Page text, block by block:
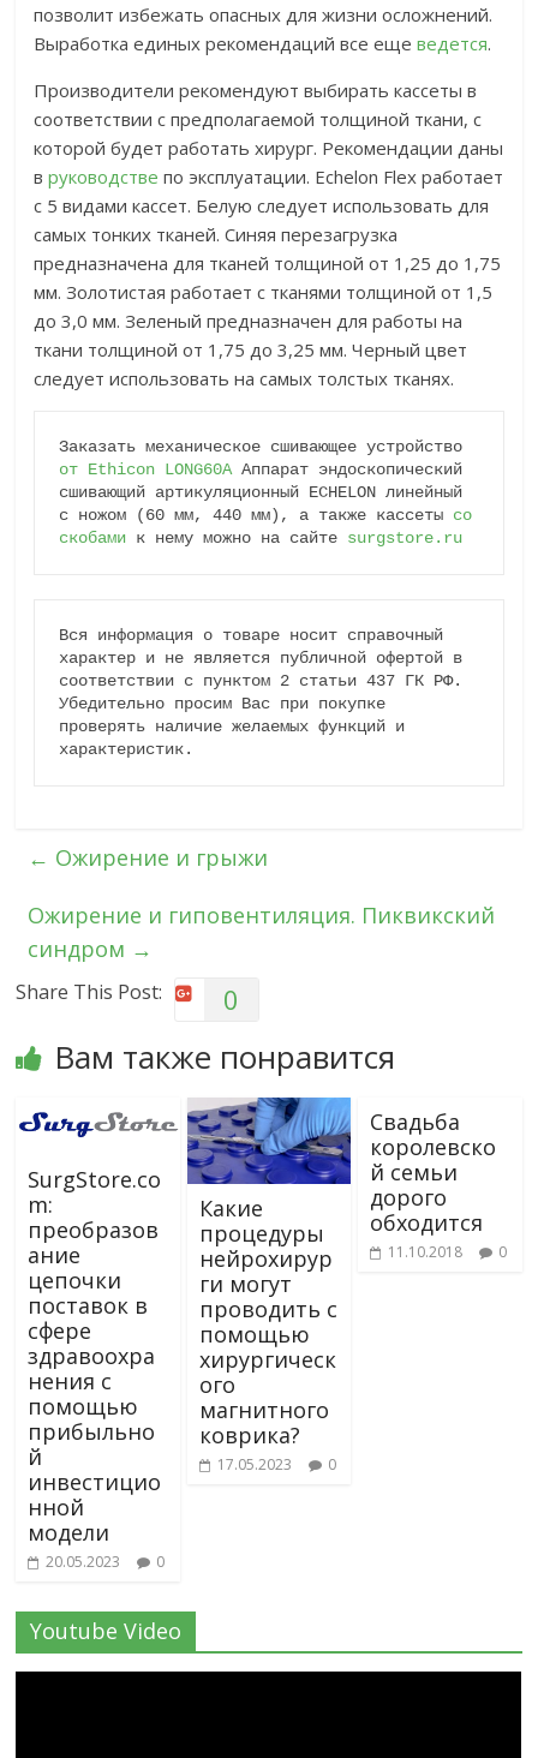
позволит избежать опасных для жизни осложнений.
Выработка единых рекомендаций все ещеведется.
Производители рекомендуют выбирать кассеты в
соответствии с предполагаемой толщиной ткани, с
которой будет работать хирург. Рекомендации даны
вруководствепо эксплуатации. Echelon Flex работает
с 5 видами кассет. Белую следует использовать для
самых тонких тканей. Синяя перезагрузка
предназначена для тканей толщиной от 1,25 до 1,75
мм. Золотистая работает с тканями толщиной от 1,5
до 3,0 мм. Зеленый предназначен для работы на
ткани толщиной от 1,75 до 3,25 мм. Черный цвет
следует использовать на самых толстых тканях.
от Ethicon LONG60A Аппарат эндоскопический
сшивающий артикуляционный ECHELON линейный
с ножом (60 мм, 440 мм), а также кассеты со
скобами к нему можно на сайте surgstore.ru
Вся информация о товаре носит справочный
характер и не является публичной офертой в
соответствии с пунктом 2 статьи 437 ГК РФ.
Убедительно просим Вас при покупке
проверять наличие желаемых функций и
характеристик.
← Ожирение и грыжи
Ожирение и гиповентиляция. Пиквикский
синдром →
Share This Post: 0
Вам также понравится
SurgStore.co
m:
преобразов
ание
цепочки
поставок в
сфере
здравоохра
нения с
помощью
прибыльно
й
инвестицио
нной
модели
20.05.2023 0
Какие
процедуры
нейрохирур
ги могут
проводить с
помощью
хирургическ
ого
магнитного
коврика?
17.05.2023 0
Свадьба
королевско
й семьи
дорого
обходится
11.10.2018 0
Youtube Video